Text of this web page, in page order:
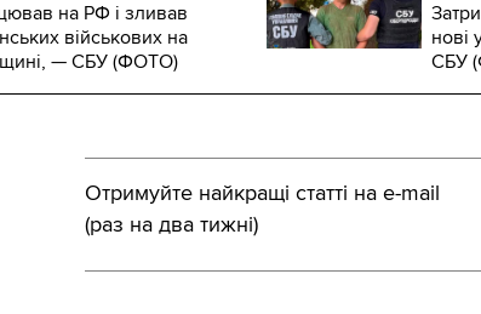
на РФ і зливав
військових на
— СБУ (ФОТО)
нові
СБУ
Отримуйте найкращі статті на e-mail
(раз на два тижні)